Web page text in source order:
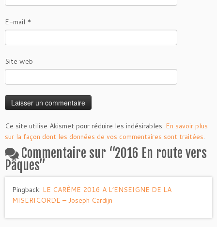
E-mail *
Site web
Ce site utilise Akismet pour réduire les indésirables. En savoir plus
sur la façon dont les données de vos commentaires sont traitées.
Commentaire sur “2016 En route vers
Pâques”
Pingback: LE CARÊME 2016 A L’ENSEIGNE DE LA
MISERICORDE – Joseph Cardijn